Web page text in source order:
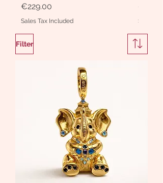
Price
€229.00
Sales Tax Included
Price
Sales
Filter